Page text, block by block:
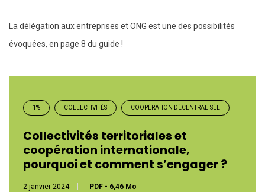
La délégation aux entreprises et ONG est une des possibilités
évoquées, en page 8 du guide !
1% COLLECTIVITÉS COOPÉRATION DÉCENTRALISÉE
Collectivités territoriales et
coopération internationale,
pourquoi et comment s’engager ?
2 janvier 2024 PDF - 6,46 Mo